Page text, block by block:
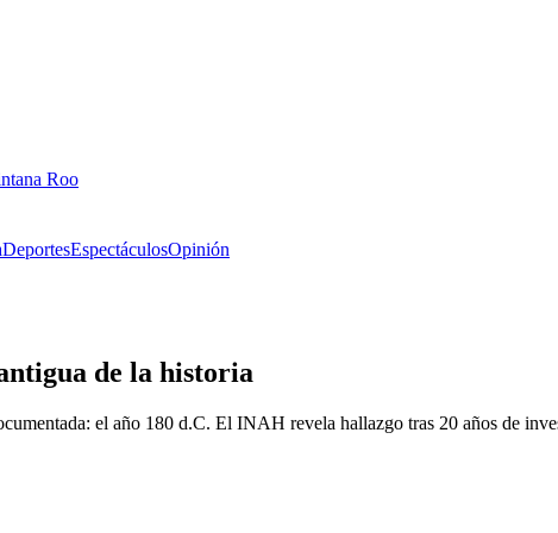
Roo
DeportesEspectáculosOpinión
de la historia
el año 180 d.C. El INAH revela hallazgo tras 20 años de